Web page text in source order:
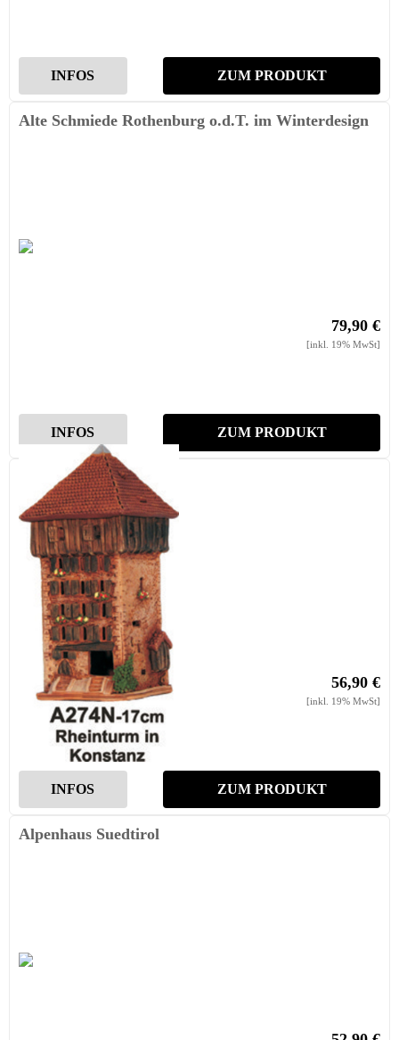
INFOS ZUM PRODUKT
Alte Schmiede Rothenburg o.d.T. im Winterdesign
79,90 €
[inkl. 19% MwSt]
INFOS ZUM PRODUKT
Rheinturm Konstanz
56,90 €
[inkl. 19% MwSt]
INFOS ZUM PRODUKT
Alpenhaus Suedtirol